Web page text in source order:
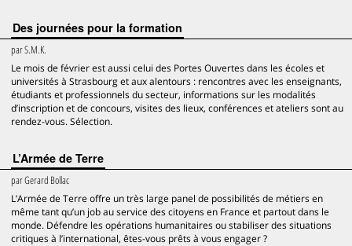
Des journées pour la formation
parS.M.K.
Le mois de février est aussi celui des Portes Ouvertes dans les écoles et
universités à Strasbourg et aux alentours : rencontres avec les enseignants,
étudiants et professionnels du secteur, informations sur les modalités
d’inscription et de concours, visites des lieux, conférences et ateliers sont au
rendez-vous. Sélection.
L’Armée de Terre
parGerard Bollac
L’Armée de Terre offre un très large panel de possibilités de métiers en
même tant qu’un job au service des citoyens en France et partout dans le
monde. Défendre les opérations humanitaires ou stabiliser des situations
critiques à l’international, êtes-vous prêts à vous engager ?